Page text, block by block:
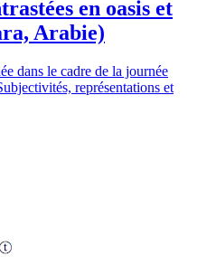
en oasis et
Arabie)
dans le cadre de la journée
représentations et